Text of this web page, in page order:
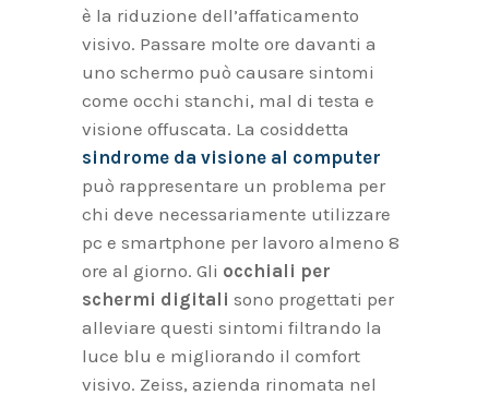
è la riduzione dell’affaticamento
visivo. Passare molte ore davanti a
uno schermo può causare sintomi
come occhi stanchi, mal di testa e
visione offuscata. La cosiddetta
sindrome da visione al computer
può rappresentare un problema per
chi deve necessariamente utilizzare
pc e smartphone per lavoro almeno 8
ore al giorno. Gli occhiali per
schermi digitali sono progettati per
alleviare questi sintomi filtrando la
luce blu e migliorando il comfort
visivo. Zeiss, azienda rinomata nel